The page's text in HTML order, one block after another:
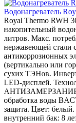
Водонагреватель
Royal Thermo RWH
накопительный
литров. Макс.
нержавеющей стали
антикоррозионных
(вертикально или
сухих ТЭНов.
LED-дисплей.
АНТИЗАМЕРЗАНИЕ.
обработка воды
защита. Цвет: белый.
внутренний бак: 8